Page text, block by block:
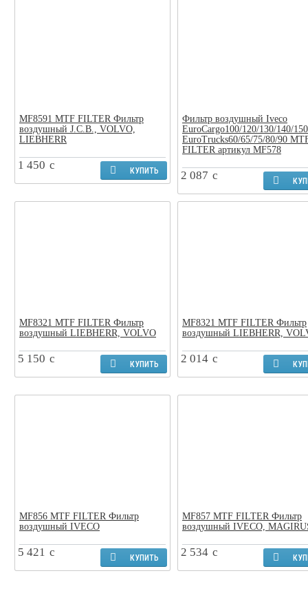
MF8591 MTF FILTER Фильтр
воздушный J.C.B., VOLVO,
LIEBHERR
1 450 c КУПИТЬ
Фильтр воздушный Iveco
EuroCargo100/120/130/140/
EuroTrucks60/65/75/80/90
FILTER артикул MF578
2 087 c
MF8321 MTF FILTER Фильтр
воздушный LIEBHERR, VOLVO
5 150 c КУПИТЬ
MF8321 MTF FILTER Фильтр
воздушный LIEBHERR,
2 014 c
MF856 MTF FILTER Фильтр
воздушный IVECO
5 421 c КУПИТЬ
MF857 MTF FILTER Фильтр
воздушный IVECO,
2 534 c